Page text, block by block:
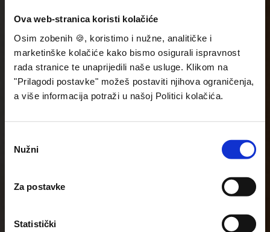
Ova web-stranica koristi kolačiće
Osim zobenih 🍪, koristimo i nužne, analitičke i
marketinške kolačiće kako bismo osigurali ispravnost
rada stranice te unaprijedili naše usluge. Klikom na
"Prilagodi postavke" možeš postaviti njihova ograničenja,
a više informacija potraži u našoj Politici kolačića.
pristanka
Nužni
Za postavke
Statistički